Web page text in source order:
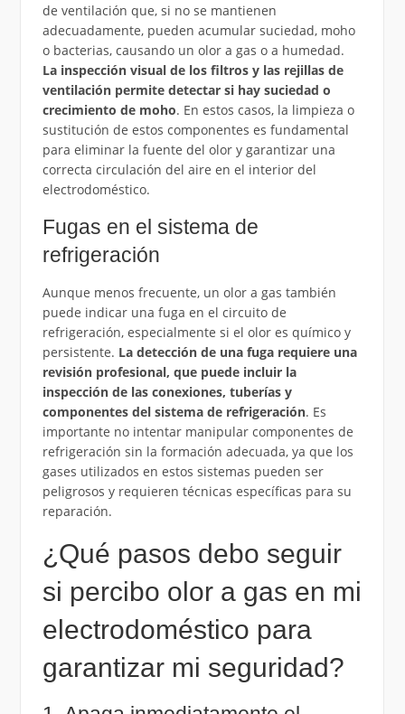
de ventilación que, si no se mantienen
adecuadamente, pueden acumular suciedad, moho
o bacterias, causando un olor a gas o a humedad.
La inspección visual de los filtros y las rejillas de
ventilación permite detectar si hay suciedad o
crecimiento de moho. En estos casos, la limpieza o
sustitución de estos componentes es fundamental
para eliminar la fuente del olor y garantizar una
correcta circulación del aire en el interior del
electrodoméstico.
Fugas en el sistema de
refrigeración
Aunque menos frecuente, un olor a gas también
puede indicar una fuga en el circuito de
refrigeración, especialmente si el olor es químico y
persistente. La detección de una fuga requiere una
revisión profesional, que puede incluir la
inspección de las conexiones, tuberías y
componentes del sistema de refrigeración. Es
importante no intentar manipular componentes de
refrigeración sin la formación adecuada, ya que los
gases utilizados en estos sistemas pueden ser
peligrosos y requieren técnicas específicas para su
reparación.
¿Qué pasos debo seguir
si percibo olor a gas en mi
electrodoméstico para
garantizar mi seguridad?